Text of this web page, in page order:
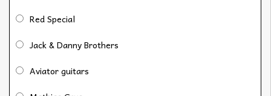
Red Special
Jack & Danny Brothers
Aviator guitars